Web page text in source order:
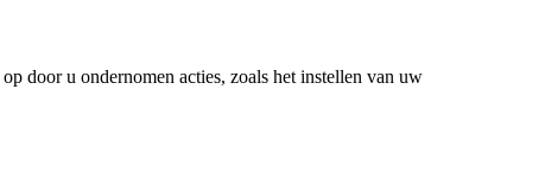
door u ondernomen acties, zoals het instellen van uw